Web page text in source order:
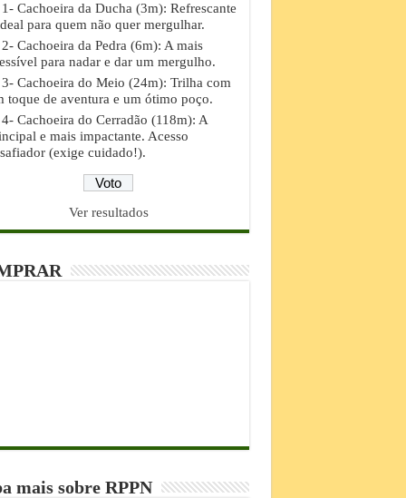
1- Cachoeira da Ducha (3m): Refrescante
para quem não quer mergulhar.
2- Cachoeira da Pedra (6m): A mais
para nadar e dar um mergulho.
3- Cachoeira do Meio (24m): Trilha com
toque de aventura e um ótimo poço.
4- Cachoeira do Cerradão (118m): A
e mais impactante. Acesso
(exige cuidado!).
Ver resultados
mais sobre RPPN